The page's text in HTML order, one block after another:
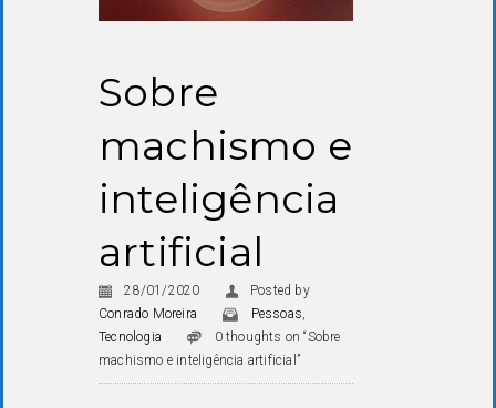
Sobre
machismo e
inteligência
artificial
28/01/2020
Posted by
Conrado Moreira
Pessoas,
Tecnologia
0 thoughts on “Sobre
machismo e inteligência artificial”